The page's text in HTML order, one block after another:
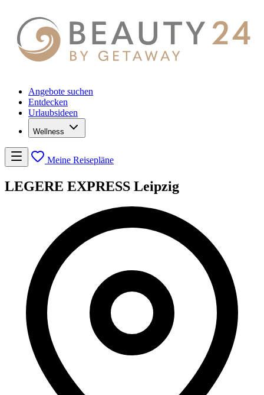
Angebote suchen
Entdecken
Urlaubsideen
Wellness
Meine Reisepläne
LEGERE EXPRESS Leipzig